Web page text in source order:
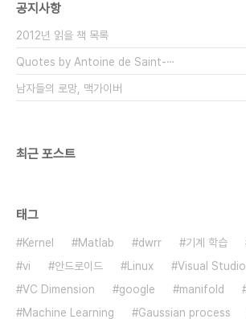
공지사항
2012년 읽을 책 목록
Quotes by Antoine de Saint-⋯
남자들의 로망, 맥가이버
최근 포스트
태그
Kernel Matlab dwrr 기계 학습
vi
안드로이드 Linux Visual Studio
VC Dimension
google manifold
Machine Learning
Gaussian process